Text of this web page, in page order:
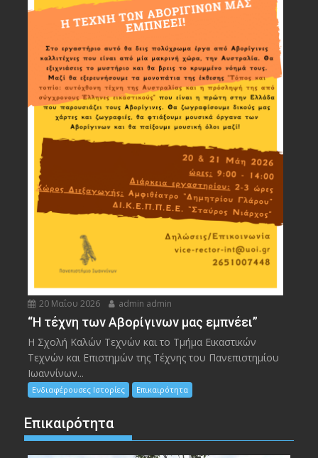
20 Μαΐου 2026 admin admin
“Η τέχνη των Αβορίγινων μας εμπνέει”
Η Σχολή Καλών Τεχνών και το Τμήμα Εικαστικών
Τεχνών και Επιστημών της Τέχνης του Πανεπιστημίου
Ιωαννίνων...
Ενδιαφέρουσες Ιστορίες Επικαιρότητα
Επικαιρότητα